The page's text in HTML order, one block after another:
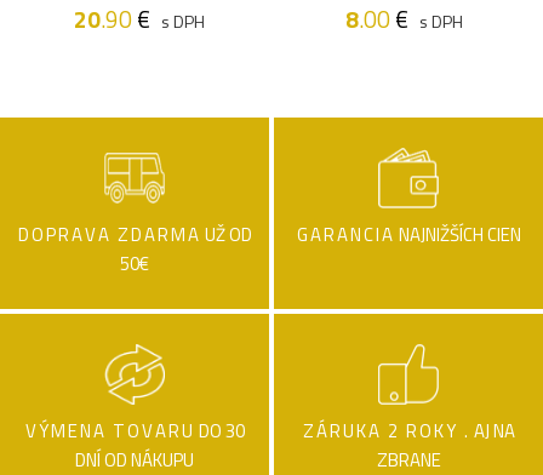
20.90€ s DPH 8.00€ s DPH
DOPRAVA ZDARMA UŽ OD
50€
GARANCIA NAJNIŽŠÍCH CIEN
VÝMENA TOVARU DO 30
DNÍ OD NÁKUPU
ZÁRUKA 2 ROKY . AJ NA
ZBRANE